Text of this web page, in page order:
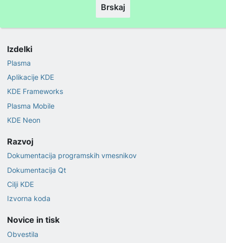
Brskaj
Izdelki
Plasma
Aplikacije KDE
KDE Frameworks
Plasma Mobile
KDE Neon
Razvoj
Dokumentacija programskih vmesnikov
Dokumentacija Qt
Cilji KDE
Izvorna koda
Novice in tisk
Obvestila